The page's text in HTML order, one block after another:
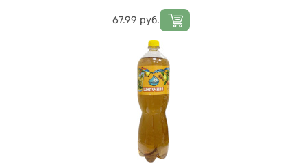
Цена
67.99 руб.